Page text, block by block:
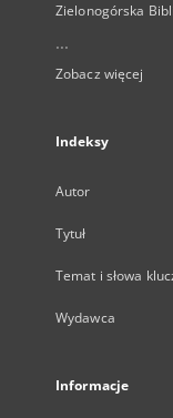
Zielonogórska
...
Zobacz więcej
Indeksy
Autor
Tytuł
Temat i słowa
Wydawca
Informacje